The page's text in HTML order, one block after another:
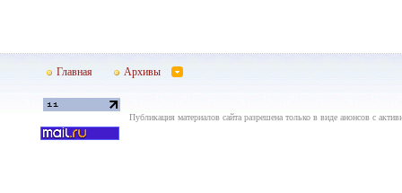
Главная Архивы
Публикация материалов сайта разрешена только в виде анонсов с